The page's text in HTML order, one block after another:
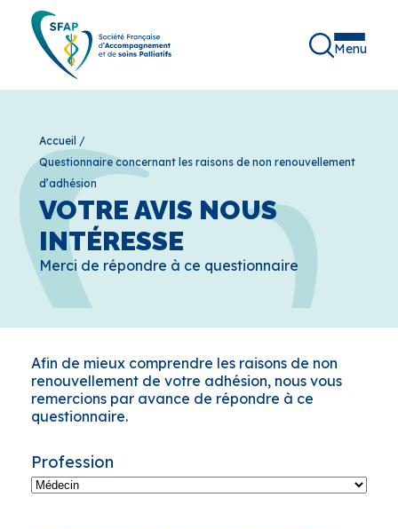
Menu
Accueil /
Questionnaire concernant les raisons de non renouvellement
d’adhésion
VOTRE AVIS NOUS
INTÉRESSE
Merci de répondre à ce questionnaire
Afin de mieux comprendre les raisons de non
renouvellement de votre adhésion, nous vous
remercions par avance de répondre à ce
questionnaire.
Profession